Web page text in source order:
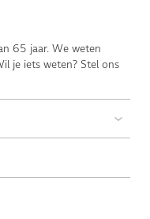
65 jaar. We weten
je iets weten? Stel ons